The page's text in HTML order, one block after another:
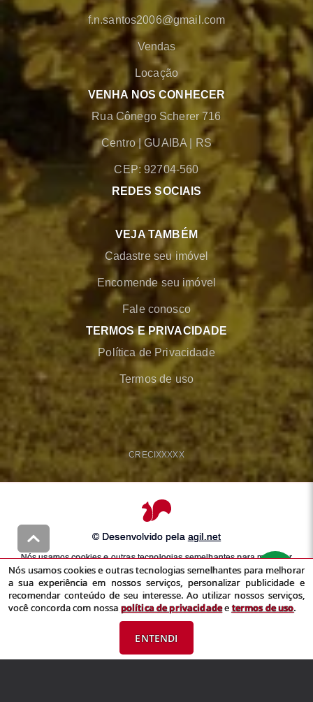
f.n.santos2006@gmail.com
Vendas
Locação
VENHA NOS CONHECER
Rua Cônego Scherer 716
Centro |GUAIBA RS
CEP: 92704-560
REDES SOCIAIS
VEJA TAMBÉM
Cadastre seu imóvel
Encomende seu imóvel
Fale conosco
TERMOS E PRIVACIDADE
Política de Privacidade
Termos de uso
CRECIXXXXX
© Desenvolvido pela agil.net
Nós usamos cookies e outras tecnologias semelhantes para melhorar
a sua experiência em nossos serviços, personalizar publicidade e
recomendar conteúdo de seu interesse. Ao utilizar nossos serviços,
você concorda com nossapolítica de privacidadeetermos de uso
Nós usamos cookies e outras tecnologias semelhantes para melhorar
a sua experiência em nossos serviços, personalizar publicidade e
recomendar conteúdo de seu interesse. Ao utilizar nossos serviços,
você concorda com nossa política de privacidadeetermos de uso.
ENTENDI